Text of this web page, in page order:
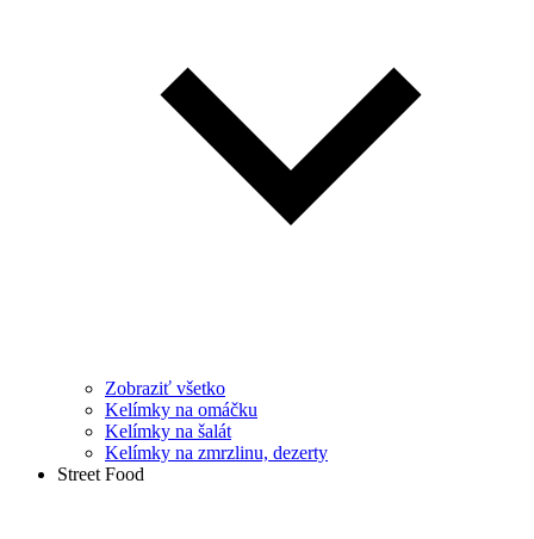
Zobraziť všetko
Kelímky na omáčku
Kelímky na šalát
Kelímky na zmrzlinu, dezerty
Street Food